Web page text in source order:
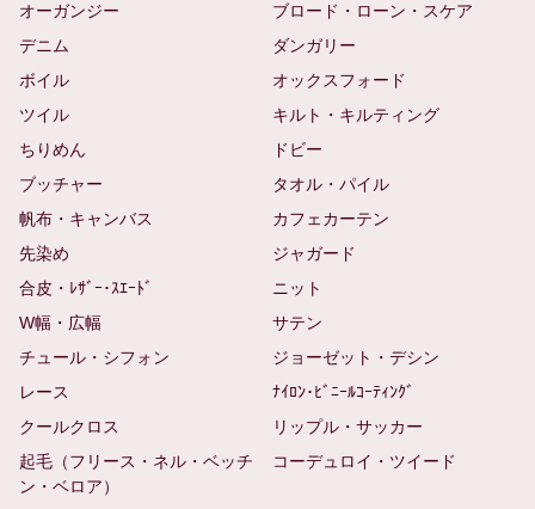
オーガンジー
ブロード・ローン・スケア
デニム
ダンガリー
ボイル
オックスフォード
ツイル
キルト・キルティング
ちりめん
ドビー
ブッチャー
タオル・パイル
帆布・キャンバス
カフェカーテン
先染め
ジャガード
合皮・ﾚｻﾞｰ･ｽｴｰﾄﾞ
ニット
W幅・広幅
サテン
チュール・シフォン
ジョーゼット・デシン
レース
ﾅｲﾛﾝ･ﾋﾞﾆｰﾙｺｰﾃｨﾝｸﾞ
クールクロス
リップル・サッカー
起毛（フリース・ネル・ベッチ
ン・ベロア）
コーデュロイ・ツイード